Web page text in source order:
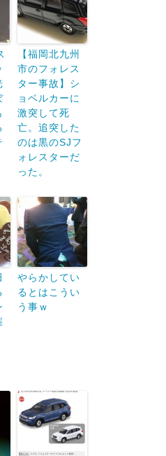
【福岡北九州
市のフォレス
ター事故】シ
ョベルカーに
激突して死
亡。追突した
のは黒のSJフ
ォレスターだ
った。
やらかしてい
るとはこうい
う事ｗ